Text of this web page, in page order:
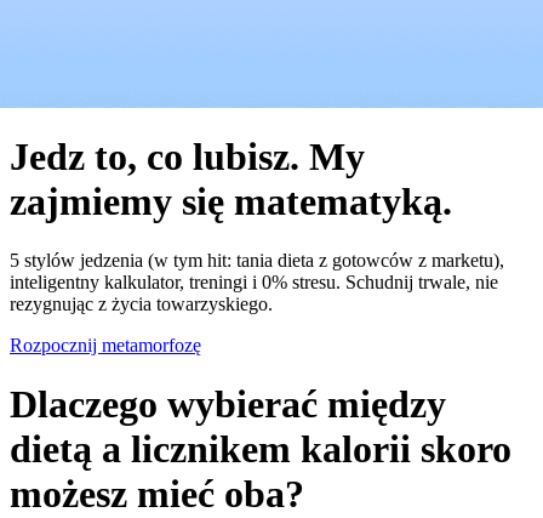
Jedz to, co lubisz. My
zajmiemy się matematyką.
5 stylów jedzenia (w tym hit: tania dieta z gotowców z marketu),
inteligentny kalkulator, treningi i 0% stresu. Schudnij trwale, nie
rezygnując z życia towarzyskiego.
Rozpocznij metamorfozę
Dlaczego wybierać między
dietą a licznikem kalorii skoro
możesz mieć oba?